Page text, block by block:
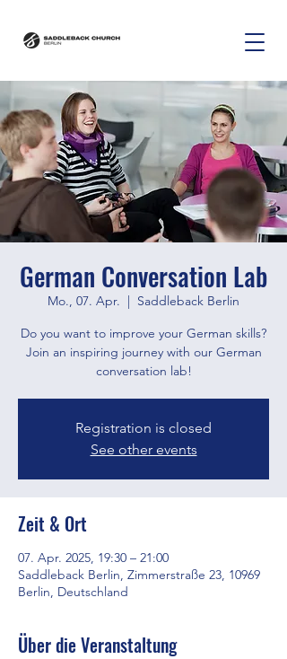
German Conversation Lab
Mo., 07. Apr.
  |
Saddleback Berlin
Do you want to improve your German skills?
Join an inspiring journey with our German
conversation lab!
Registration is closed
See other events
Zeit & Ort
07. Apr. 2025, 19:30 – 21:00
Saddleback Berlin, Zimmerstraße 23, 10969
Berlin, Deutschland
Über die Veranstaltung